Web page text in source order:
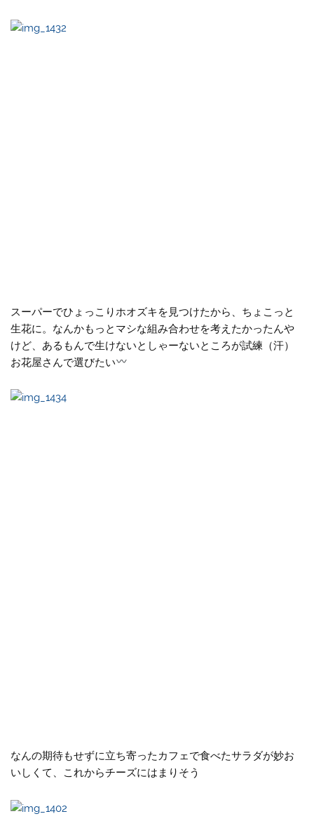
スーパーでひょっこりホオズキを見つけたから、ちょこっと
生花に。なんかもっとマシな組み合わせを考えたかったんや
けど、あるもんで生けないとしゃーないところが試練（汗）
お花屋さんで選びたい
なんの期待もせずに立ち寄ったカフェで食べたサラダが妙お
いしくて、これからチーズにはまりそう